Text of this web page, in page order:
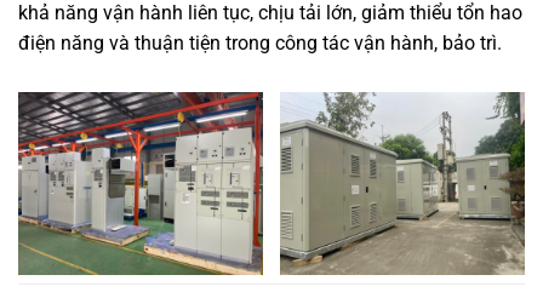
khả năng vận hành liên tục, chịu tải lớn, giảm thiểu tổn hao
điện năng và thuận tiện trong công tác vận hành, bảo trì.